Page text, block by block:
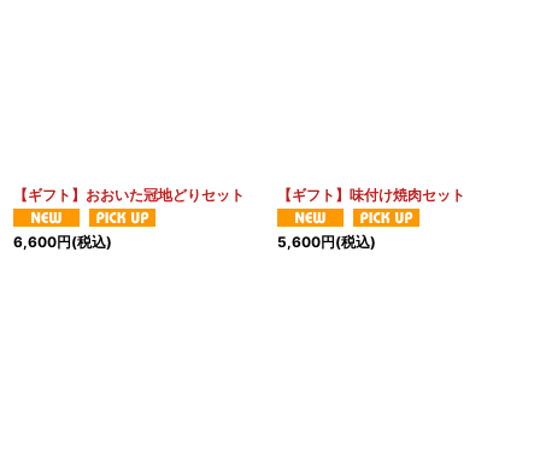
【ギフト】おおいた冠地どりセット
6,600円(税込)
【ギフト】味付け焼肉セット
5,600円(税込)